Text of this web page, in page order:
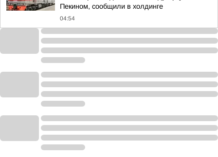
Пекином, сообщили в холдинге
04:54